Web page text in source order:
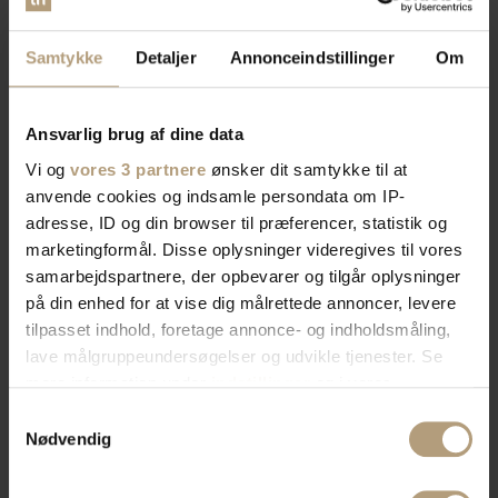
Samtykke Detaljer Annonceindstillinger Om
Ansvarlig brug af dine data
Vi og vores 3 partnere ønsker dit samtykke til at
anvende cookies og indsamle persondata om IP-
adresse, ID og din browser til præferencer, statistik og
marketingformål. Disse oplysninger videregives til vores
samarbejdspartnere, der opbevarer og tilgår oplysninger
på din enhed for at vise dig målrettede annoncer, levere
tilpasset indhold, foretage annonce- og indholdsmåling,
lave målgruppeundersøgelser og udvikle tjenester. Se
tilbage eller ændre indstillinger fra vores
"Cookiedeklaration", eller ved at trykke på "Privacy
Nødvendig